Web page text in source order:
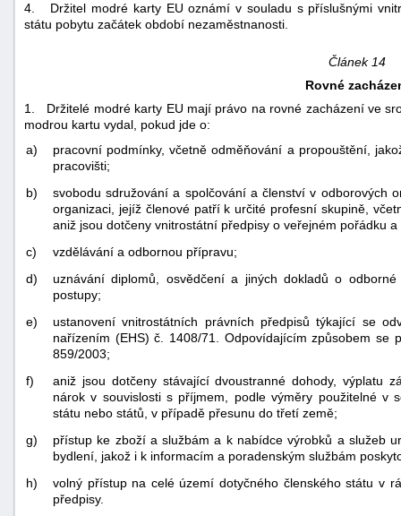
4. Držitel modré karty EU oznámí v souladu s příslušnými
státu pobytu začátek období nezaměstnanosti.
Článek 14
Rovné
1. Držitelé modré karty EU mají právo na rovné zacházení ve
modrou kartu vydal, pokud jde o:
a)
pracovní podmínky, včetně odměňování a propouštění,
pracovišti;
b)
svobodu sdružování a spolčování a členství v odborových
organizaci, jejíž členové patří k určité profesní skupině,
aniž jsou dotčeny vnitrostátní předpisy o veřejném pořádku
c)
vzdělávání a odbornou přípravu;
d)
uznávání diplomů, osvědčení a jiných dokladů o
postupy;
e)
ustanovení vnitrostátních právních předpisů týkající se
nařízením (EHS) č. 1408/71. Odpovídajícím způsobem
859/2003;
f)
aniž jsou dotčeny stávající dvoustranné dohody, výplatu
nárok v souvislosti s příjmem, podle výměry použitelné v
státu nebo států, v případě přesunu do třetí země;
g)
přístup ke zboží a službám a k nabídce výrobků a služeb
bydlení, jakož i k informacím a poradenským službám
h)
volný přístup na celé území dotyčného členského státu v
předpisy.